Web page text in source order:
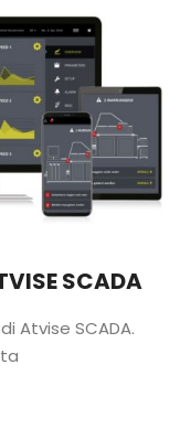
SCADA
Atvise SCADA.